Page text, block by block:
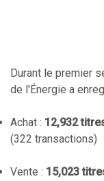
Durant le premier
de l'Énergie a
Achat : 12,932
(322 transactions)
Vente : 15,023